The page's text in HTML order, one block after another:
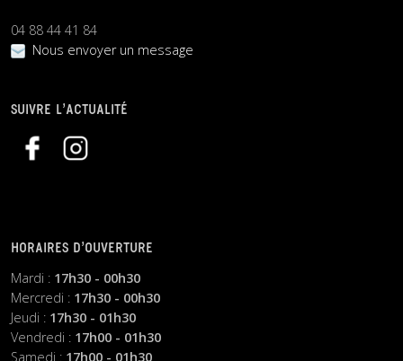
04 88 44 41 84
Nous envoyer un message
SUIVRE L’ACTUALITÉ
HORAIRES D’OUVERTURE
Mardi : 17h30 - 00h30
Mercredi : 17h30 - 00h30
Jeudi : 17h30 - 01h30
Vendredi : 17h00 - 01h30
Samedi : 17h00 - 01h30